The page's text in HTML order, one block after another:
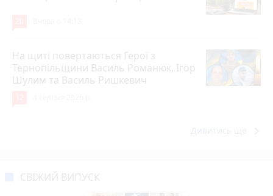
На щиті повертаються Герої з
Тернопільщини Василь Романюк, Ігор
Шулим та Василь Ришкевич